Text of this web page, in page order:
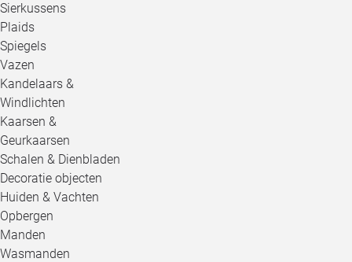
Sierkussens
Plaids
Spiegels
Vazen
Kandelaars &
Windlichten
Kaarsen &
Geurkaarsen
Schalen & Dienbladen
Decoratie objecten
Huiden & Vachten
Opbergen
Manden
Wasmanden